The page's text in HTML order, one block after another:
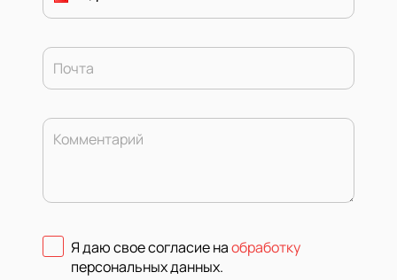
Почта
Комментарий
Я даю свое согласие наобработку
персональных данных.